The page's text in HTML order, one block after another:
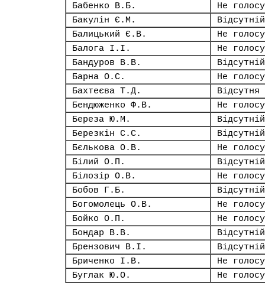
Бабенко В.Б.
Не
Бакулін Є.М.
Відсутній
Балицький Є.В.
Не
Балога І.І.
Не
Бандуров В.В.
Відсутній
Барна О.С.
Не
Бахтеєва Т.Д.
Відсутня
Бендюженко Ф.В.
Не
Береза Ю.М.
Відсутній
Березкін С.С.
Відсутній
Бєлькова О.В.
Не
Білий О.П.
Відсутній
Білозір О.В.
Не
Бобов Г.Б.
Відсутній
Богомолець О.В.
Не
Бойко О.П.
Не
Бондар В.В.
Відсутній
Брензович В.І.
Відсутній
Бриченко І.В.
Не
Буглак Ю.О.
Не